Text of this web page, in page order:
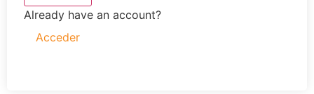
Already have an account?
Acceder